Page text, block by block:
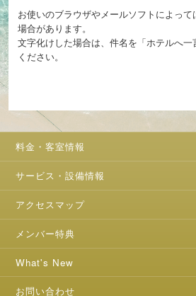
お使いのブラウザやメールソフトによっ
場合があります。
文字化けした場合は、件名を「ホテルへ
ください。
料金・客室情報
サービス・設備情報
アクセスマップ
メンバー特典
What's New
お問い合わせ